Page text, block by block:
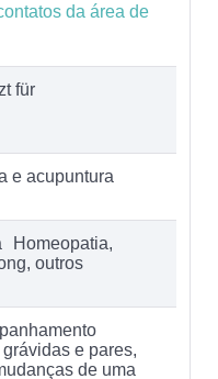
da área de
für
e acupuntura
Homeopatia,
outros
e pares,
de uma